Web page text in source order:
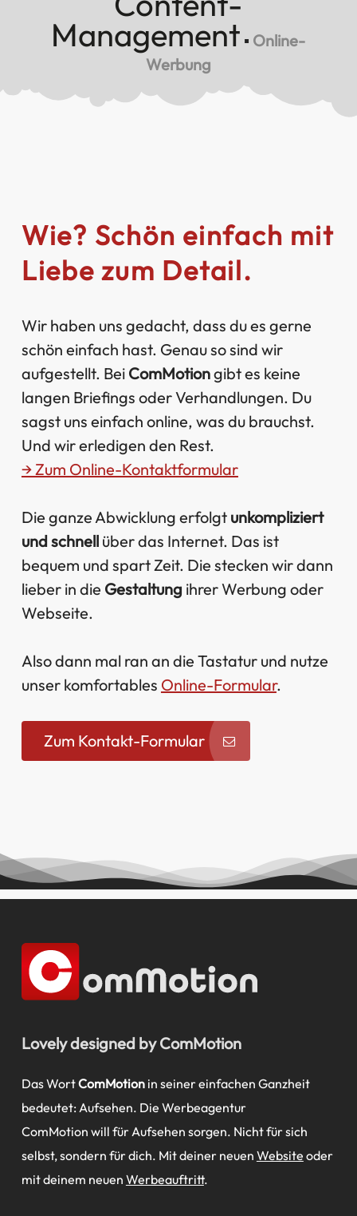
Management ▪ Online-
Werbung
Wie? Schön einfach mit
Liebe zum Detail.
Wir haben uns gedacht, dass du es gerne
schön einfach hast. Genau so sind wir
aufgestellt. Bei ComMotiongibt es keine
langen Briefings oder Verhandlungen. Du
sagst uns einfach online, was du brauchst.
Und wir erledigen den Rest.
→ Zum Online-Kontaktformular
Die ganze Abwicklung erfolgt unkompliziert
und schnellüber das Internet. Das ist
bequem und spart Zeit. Die stecken wir dann
lieber in die Gestaltung ihrer Werbung oder
Webseite.
Also dann mal ran an die Tastatur und nutze
unser komfortables Online-Formular.
Zum Kontakt-Formular
Lovely designed by ComMotion
Das WortComMotionin seiner einfachen Ganzheit
bedeutet: Aufsehen. Die Werbeagentur
ComMotion will für Aufsehen sorgen. Nicht für sich
selbst, sondern für dich. Mit deiner neuen Website oder
mit deinem neuen Werbeauftritt.